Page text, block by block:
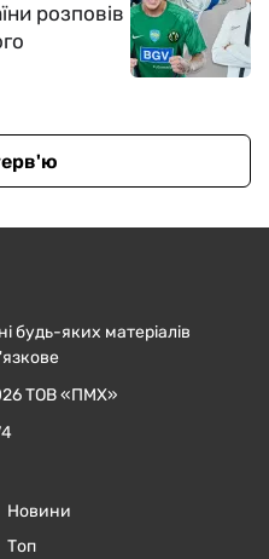
розповів
будь-яких матеріалів
ТОВ «ПМХ»
Новини
Топ